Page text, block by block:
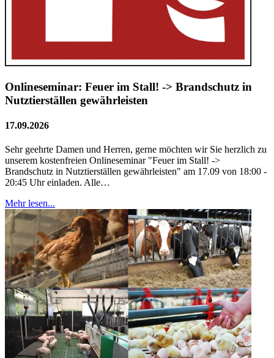
Onlineseminar: Feuer im Stall! -> Brandschutz in
Nutztierställen gewährleisten
17.09.2026
Sehr geehrte Damen und Herren, gerne möchten wir Sie herzlich zu
unserem kostenfreien Onlineseminar "Feuer im Stall! ->
Brandschutz in Nutztierställen gewährleisten" am 17.09 von 18:00 -
20:45 Uhr einladen. Alle…
Mehr lesen...